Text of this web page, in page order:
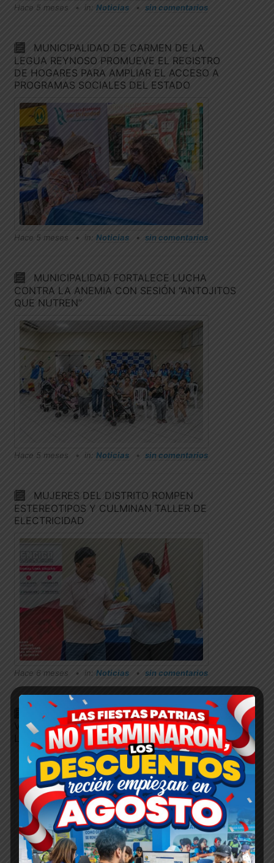
Hace 5 meses in: Noticias sin comentarios
MUNICIPALIDAD DE CARMEN DE LA
LEGUA REYNOSO PROMUEVE EL REGISTRO
DE HOGARES PARA AMPLIAR EL ACCESO A
PROGRAMAS SOCIALES DEL ESTADO
Hace 5 meses in: Noticias sin comentarios
MUNICIPALIDAD FORTALECE LUCHA
CONTRA LA ANEMIA CON SESIÓN “ANTOJITOS
QUE NUTREN”
Hace 5 meses in: Noticias sin comentarios
MUJERES DEL DISTRITO ROMPEN
ESTEREOTIPOS Y CULMINAN TALLER DE
ELECTRICIDAD
Hace 6 meses in: Noticias sin comentarios
MUNICIPALIDAD DA LA BIENVENIDA A
VOLUNTARIOS DE LA UPN QUE SE SUMAN A
LOS PROGRAMAS DE SALUD DISTRITAL